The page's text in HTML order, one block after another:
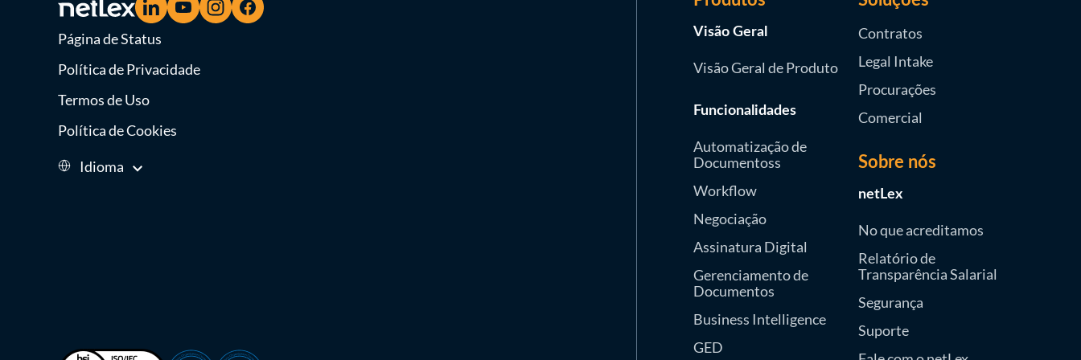
Página de Status
Política de Privacidade
Termos de Uso
Política de Cookies
Idioma
Visão Geral
Visão Geral de Produto
Funcionalidades
Automatização de
Documentoss
Workflow
Negociação
Assinatura Digital
Gerenciamento de
Documentos
Business Intelligence
GED
Contratos
Legal Intake
Procurações
Comercial
Sobre nós
netLex
No que acreditamos
Relatório de
Transparência Salarial
Segurança
Suporte